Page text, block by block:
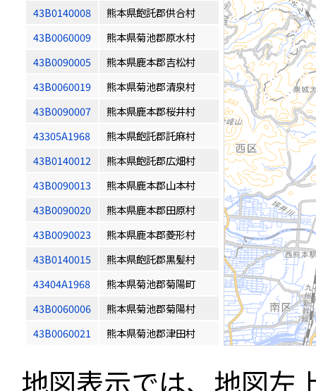
43B0140008
熊本県飽託郡供合村
43B0060009
熊本県菊池郡原水村
43B0090005
熊本県鹿本郡吉松村
43B0060019
熊本県菊池郡清泉村
43B0090007
熊本県鹿本郡桜井村
43305A1968
熊本県飽託郡託麻村
43B0140012
熊本県飽託郡広畑村
43B0090013
熊本県鹿本郡山本村
43B0090020
熊本県鹿本郡田原村
43B0090023
熊本県鹿本郡菱形村
43B0140015
熊本県飽託郡黒髪村
43404A1968
熊本県菊池郡菊陽町
43B0060006
熊本県菊池郡菊陽村
43B0060021
熊本県菊池郡津田村
地図表示では、地図左